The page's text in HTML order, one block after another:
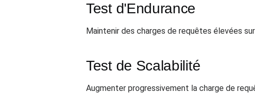
Test d'Endurance
Maintenir des charges de requêtes élevées
Test de Scalabilité
Augmenter progressivement la charge de